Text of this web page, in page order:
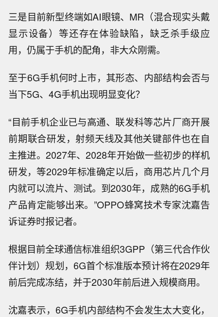
三是目前新型终端如AI眼镜、MR（混合现实头戴
显示设备）等还存在体验缺陷，缺乏杀手级应
用，仍属于手机的配角，非大众刚需。
至于6G手机何时上市，其形态、内部结构会否与
当下5G、4G手机出现明显变化？
“目前手机企业已与高通、联发科等芯片厂商开展
前期联合研发，射频天线及其他关键部件也在自
主推进。2027年、2028年开始做一些初步的样机
研发，等2029年标准确定以后，商用芯片几个月
内就可以流片、测试。到2030年，成熟的6G手机
产品肯定能够出来。”OPPO蜂窝技术专家沈嘉告
诉证券时报记者。
根据目前全球通信标准组织3GPP（第三代合作伙
伴计划）规划，6G首个标准版本预计将在2029年
前后完成冻结，并于2030年前后进入规模商用。
沈嘉表示，6G手机内部结构不会发生太大变化，